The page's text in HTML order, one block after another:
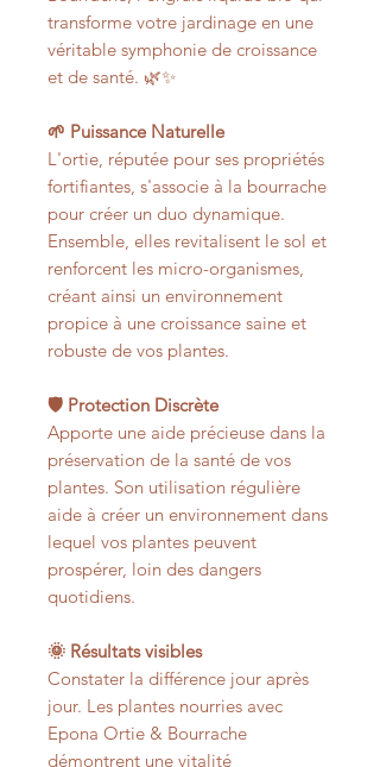
transforme votre jardinage en une
véritable symphonie de croissance
et de santé. 🌿✨
🌱 Puissance Naturelle
L'ortie, réputée pour ses propriétés
fortifiantes, s'associe à la bourrache
pour créer un duo dynamique.
Ensemble, elles revitalisent le sol et
renforcent les micro-organismes,
créant ainsi un environnement
propice à une croissance saine et
robuste de vos plantes.
🛡️ Protection Discrète
Apporte une aide précieuse dans la
préservation de la santé de vos
plantes. Son utilisation régulière
aide à créer un environnement dans
lequel vos plantes peuvent
prospérer, loin des dangers
quotidiens.
🌞 Résultats visibles
Constater la différence jour après
jour. Les plantes nourries avec
Epona Ortie & Bourrache
démontrent une vitalité